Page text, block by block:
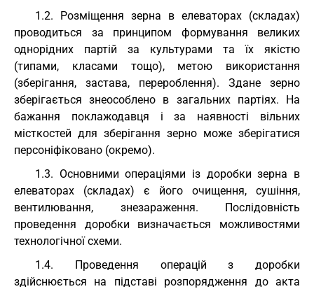
1.2. Розміщення зерна в елеваторах (складах)
проводиться за принципом формування великих
однорідних партій за культурами та їх якістю
(типами, класами тощо), метою використання
(зберігання, застава, перероблення). Здане зерно
зберігається знеособлено в загальних партіях. На
бажання поклажодавця і за наявності вільних
місткостей для зберігання зерно може зберігатися
персоніфіковано (окремо).
1.3. Основними операціями із доробки зерна в
елеваторах (складах) є його очищення, сушіння,
вентилювання, знезараження. Послідовність
проведення доробки визначається можливостями
технологічної схеми.
1.4. Проведення операцій з доробки
здійснюється на підставі розпорядження до акта